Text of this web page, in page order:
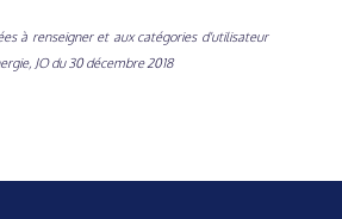
à renseigner et aux catégories d'utilisateur
JO du 30 décembre 2018